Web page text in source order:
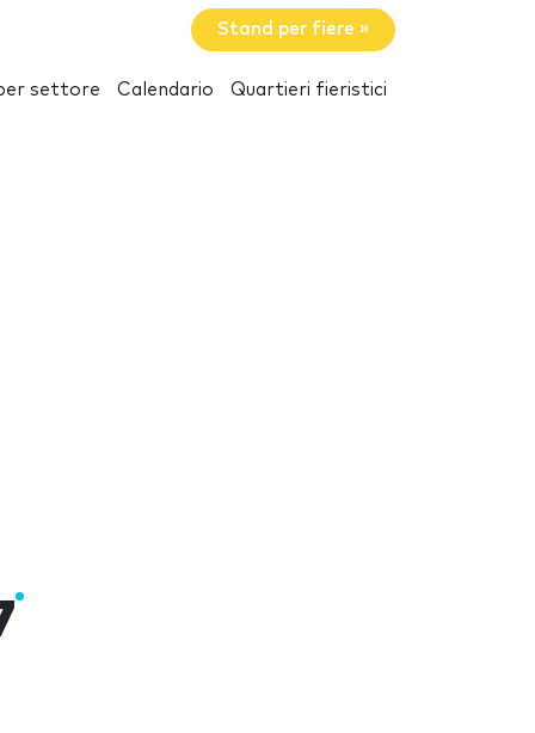
Stand per fiere »
settore Calendario Quartieri fieristici